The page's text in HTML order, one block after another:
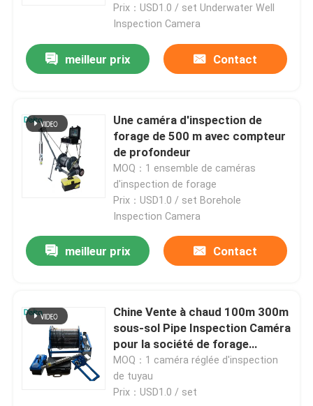
Produits
À propos de nous
Visite de l'usine
Contrôle de la qualité
Nous contacter
Demandez un devis
Équipement d'essai électrique
Matériel d'essai au feu
Prix：USD1.0 / set Underwater Well
Inspection Camera
meilleur prix Contact
Une caméra d'inspection de
forage de 500 m avec compteur
de profondeur
MOQ：1 ensemble de caméras
d'inspection de forage
Prix：USD1.0 / set Borehole
Inspection Camera
meilleur prix Contact
Chine Vente à chaud 100m 300m
sous-sol Pipe Inspection Caméra
pour la société de forage
profond
MOQ：1 caméra réglée d'inspection
de tuyau
Prix：USD1.0 / set